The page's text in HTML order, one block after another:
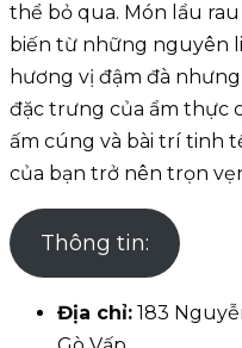
thể bỏ qua. Món lẩu
biến từ những nguyên
hương vị đậm đà
đặc trưng của ẩm thực
ấm cúng và bài trí tinh
của bạn trở nên trọn
Thông tin:
Địa chỉ: 183